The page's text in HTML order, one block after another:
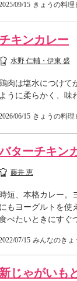
09/15 きょうの料
チキンカレー
水野 仁輔・伊東 盛
肉は塩水につけて
ように柔らかく、味
06/15 きょうの料
ターチキン
藤井 恵
時短、本格カレー。
にもヨーグルトを使
べたいときにすぐ
07/15 みんなのきょ
新じゃがいも